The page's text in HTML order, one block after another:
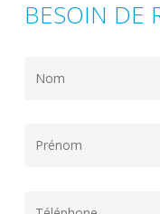
BESOIN DE